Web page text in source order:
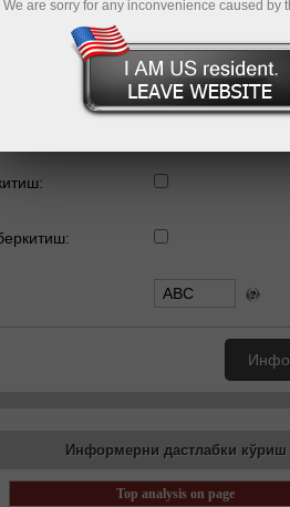
Информерни дастлабки кўриш
We are sorry for any inconvenience caused by